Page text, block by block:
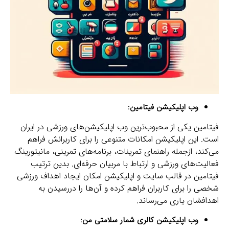
وب اپلیکیشن فیتامین:
فیتامین یکی از محبوب‌ترین وب اپلیکیشن‌های ورزشی در ایران
است. این اپلیکیشن امکانات متنوعی را برای کاربرانش فراهم
می‌کند، ازجمله راهنمای تمرینات، برنامه‌های تمرینی، مانیتورینگ
فعالیت‌های ورزشی و ارتباط با مربیان حرفه‌ای. بدین ترتیب
فیتامین در قالب سایت و اپلیکیشن امکان ایجاد اهداف ورزشی
شخصی را برای کاربران فراهم کرده و آن‌ها را دررسیدن به
اهدافشان یاری می‌رساند.
وب اپلیکیشن کالری شمار سلامتی من: